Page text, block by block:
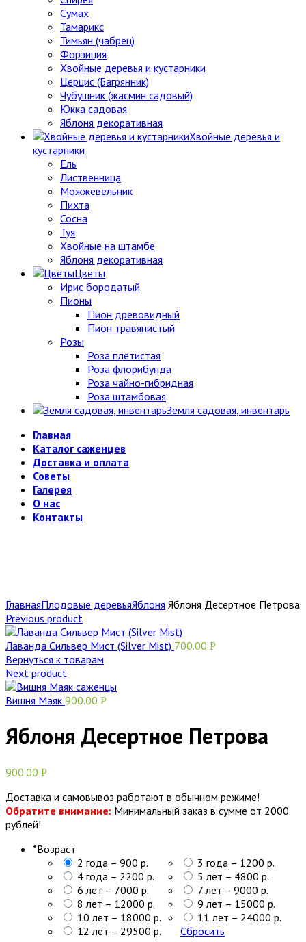
Сумах
Тамарикс
Тимьян (чабрец)
Форзиция
Хвойные деревья и кустарники
Церцис (Багрянник)
Чубушник (жасмин садовый)
Юкка садовая
Яблоня декоративная
Хвойные деревья и
кустарники
Ель
Лиственница
Можжевельник
Пихта
Сосна
Туя
Хвойные на штамбе
Яблоня декоративная
Цветы
Ирис бородатый
Пионы
Пион древовидный
Пион травянистый
Розы
Роза плетистая
Роза флорибунда
Роза чайно-гибридная
Роза штамбовая
Земля садовая, инвентарь
Главная
Каталог саженцев
Доставка и оплата
Советы
Галерея
О нас
Контакты
ГлавнаяПлодовые деревьяЯблоня Яблоня Десертное Петрова
Previous product
Лаванда Сильвер Мист (Silver Mist) 700.00 Р
Вернуться к товарам
Next product
Вишня Маяк 900.00 Р
Яблоня Десертное Петрова
900.00 Р
Доставка и самовывоз работают в обычном режиме!
Обратите внимание: Минимальный заказ в сумме от 2000
рублей!
*Возраст
2 года – 900 р.
3 года – 1200 р.
4 года – 2200 р.
5 лет – 4800 р.
6 лет – 7000 р.
7 лет – 9000 р.
8 лет – 12000 р.
9 лет – 15000 р.
10 лет – 18000 р.
11 лет – 24000 р.
12 лет – 29500 р.
Сбросить